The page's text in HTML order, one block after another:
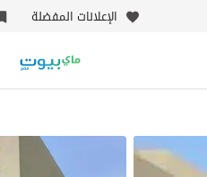
الإعلانات المفضلة